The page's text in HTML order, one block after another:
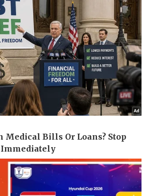
Vũ khí
Việt Nam
Phân tích